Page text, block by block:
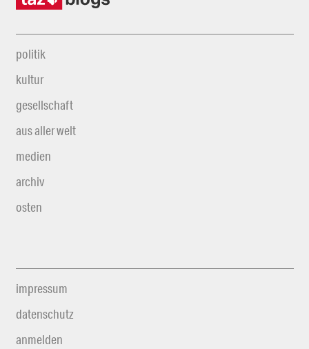
politik
kultur
gesellschaft
aus aller welt
medien
archiv
osten
impressum
datenschutz
anmelden